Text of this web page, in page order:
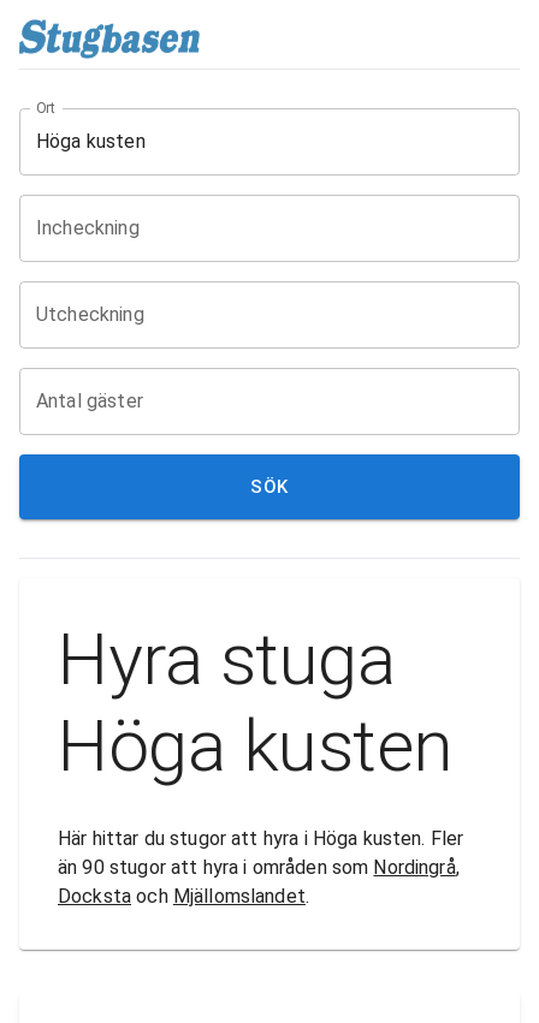
Ort
Incheckning
Utcheckning
Antal gäster
SÖK
Hyra stuga
Höga kusten
Här hittar du stugor att hyra i Höga kusten. Fler
än 90 stugor att hyra i områden som Nordingrå,
Docksta och Mjällomslandet.